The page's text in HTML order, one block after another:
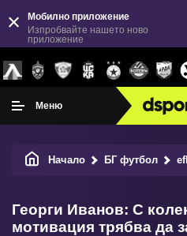
Мобилно приложение
Изпробвайте нашето ново
приложение
Меню
Начало БГ футбол
Георги Иванов: С
мотивация трябва да